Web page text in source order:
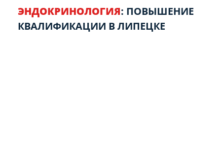
ЭНДОКРИНОЛОГИЯ: ПОВЫШЕНИЕ
КВАЛИФИКАЦИИ В ЛИПЕЦКЕ